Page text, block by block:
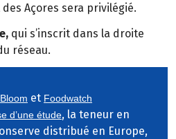
Açores sera privilégié.
qui s’inscrit dans la droite
réseau.
Bloom et Foodwatch
d’une étude, la teneur en
distribué en Europe,